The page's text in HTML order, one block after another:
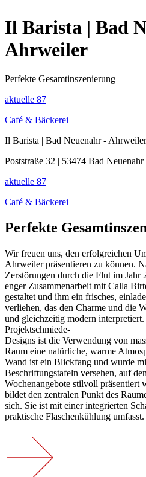
Il Barista | Bad
Ahrweiler
Perfekte Gesamtinszenierung
aktuelle 87
Café & Bäckerei
Il Barista | Bad Neuenahr - Ahrweiler
Poststraße 32 | 53474 Bad
aktuelle 87
Café & Bäckerei
Perfekte
Wir freuen uns, den erfolgreichen
Ahrweiler präsentieren zu können.
Zerstörungen durch die Flut im Jahr
enger Zusammenarbeit mit Calla
gestaltet und ihm ein frisches,
verliehen, das den Charme und die
und gleichzeitig modern
Projektschmiede-
Designs ist die Verwendung von
Raum eine natürliche, warme
Wand ist ein Blickfang und wurde
Beschriftungstafeln versehen, auf
Wochenangebote stilvoll präsentiert
bildet den zentralen Punkt des
sich. Sie ist mit einer integrierten
praktische Flaschenkühlung umfasst.